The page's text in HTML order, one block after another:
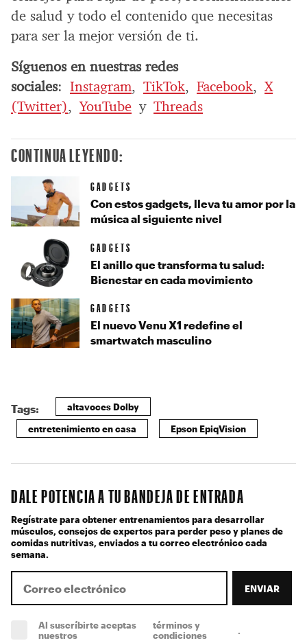
de salud y todo el contenido que necesitas
para ser la mejor versión de ti.
Síguenos en nuestras redes
sociales: Instagram, TikTok, Facebook,X
(Twitter),YouTube y Threads
CONTINUA LEYENDO:
GADGETS
Con estos gadgets, lleva tu amor por la
música al siguiente nivel
GADGETS
El anillo que transforma tu salud:
Bienestar en cada movimiento
GADGETS
El nuevo Venu X1 redefine el
smartwatch masculino
Tags: altavoces Dolby
entretenimiento en casa Epson EpiqVision
DALE POTENCIA A TU BANDEJA DE ENTRADA
Regístrate para obtener entrenamientos para desarrollar
músculos, consejos de expertos para perder peso y planes de
comidas nutritivas, enviados a tu correo electrónico cada
semana.
ENVIAR
Al suscríbirte aceptas
nuestros
términos y
condiciones